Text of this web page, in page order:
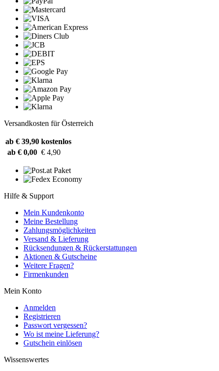
Versandkosten für Österreich
ab € 39,90 kostenlos
ab € 0,00 € 4,90
Hilfe & Support
Mein Kundenkonto
Meine Bestellung
Zahlungsmöglichkeiten
Versand & Lieferung
Rücksendungen & Rückerstattungen
Aktionen & Gutscheine
Weitere Fragen?
Firmenkunden
Mein Konto
Anmelden
Registrieren
Passwort vergessen?
Wo ist meine Lieferung?
Gutschein einlösen
Wissenswertes